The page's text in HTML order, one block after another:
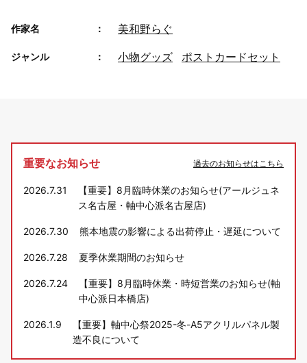
作家名 美和野らぐ
ジャンル 小物グッズ ポストカードセット
重要なお知らせ 過去のお知らせはこちら
2026.7.31
【重要】8月臨時休業のお知らせ(アールジュネ
ス名古屋・軸中心派名古屋店)
2026.7.30 熊本地震の影響による出荷停止・遅延について
2026.7.28 夏季休業期間のお知らせ
2026.7.24
【重要】8月臨時休業・時短営業のお知らせ(軸
中心派日本橋店)
2026.1.9
【重要】軸中心祭2025-冬-A5アクリルパネル製
造不良について